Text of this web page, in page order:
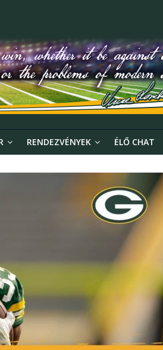
RENDEZVÉNYEK ÉLŐ CHAT